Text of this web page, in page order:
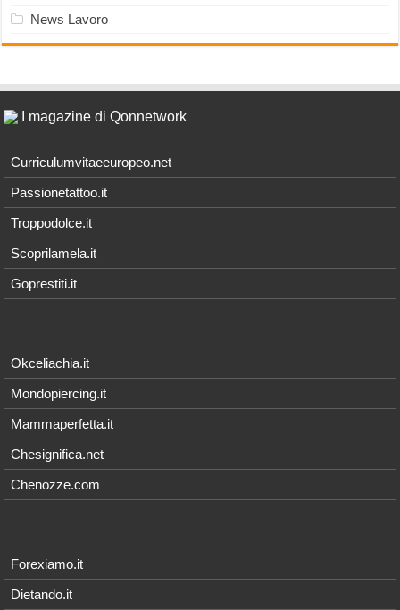
News Lavoro
I magazine di Qonnetwork
Curriculumvitaeeuropeo.net
Passionetattoo.it
Troppodolce.it
Scoprilamela.it
Goprestiti.it
Okceliachia.it
Mondopiercing.it
Mammaperfetta.it
Chesignifica.net
Chenozze.com
Forexiamo.it
Dietando.it